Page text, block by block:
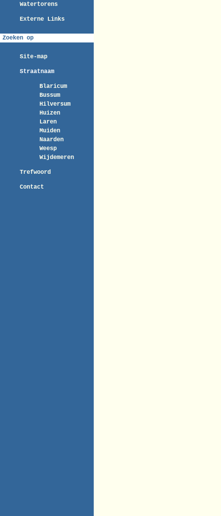
Watertorens
Externe Links
Zoeken op
Site-map
Straatnaam
Blaricum
Bussum
Hilversum
Huizen
Laren
Muiden
Naarden
Weesp
Wijdemeren
Trefwoord
Contact